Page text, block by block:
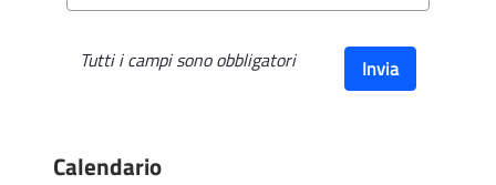
Tutti i campi sono obbligatori Invia
Calendario